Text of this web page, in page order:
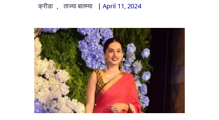
क्रीडा ताज्या बातम्या | April 11, 2024